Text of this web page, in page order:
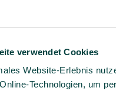
verwendet Cookies
Website-Erlebnis
Technologien, um
Lieferkette
1-3
bei